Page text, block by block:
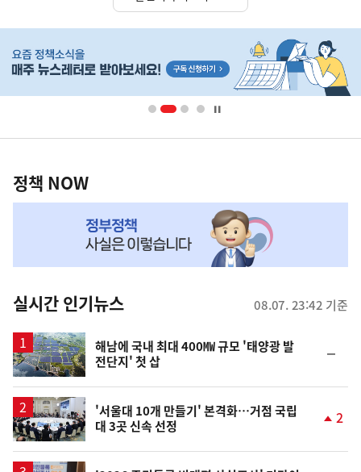
단
영
책
NOW,
뉴
스
정책 NOW
실시간 인기뉴스 08.07. 23:42 기준
해남에 국내 최대 400㎿ 규모 '태양광 발
전단지' 첫 삽
일
'서울대 10개 만들기' 본격화…거점 국립
대 3곳 신속 선정
2